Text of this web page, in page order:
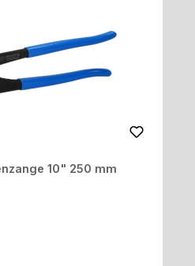
10" 250 mm